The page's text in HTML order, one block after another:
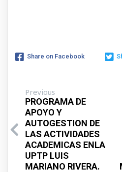
Share on Facebook
Previous
PROGRAMA DE
APOYO Y
AUTOGESTION DE
LAS ACTIVIDADES
ACADEMICAS ENLA
UPTP LUIS
MARIANO RIVERA.